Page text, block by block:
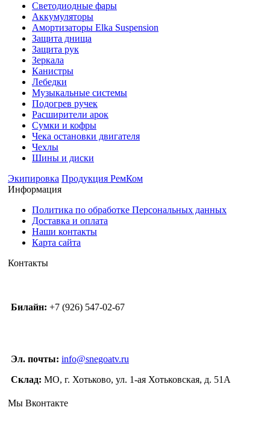
Cветодиодные фары
Аккумуляторы
Амортизаторы Elka Suspension
Защита днища
Защита рук
Зеркала
Канистры
Лебедки
Музыкальные системы
Подогрев ручек
Расширители арок
Сумки и кофры
Чека остановки двигателя
Чехлы
Шины и диски
Экипировка Продукция РемКом
Информация
Политика по обработке Персональных данных
Доставка и оплата
Наши контакты
Карта сайта
Контакты
Билайн: +7 (926) 547-02-67
Эл. почты: info@snegoatv.ru
Склад: МО, г. Хотьково, ул. 1-ая Хотьковская, д. 51А
Мы Вконтакте